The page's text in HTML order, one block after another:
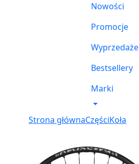
Nowości
Promocje
Wyprzedaże
Bestsellery
Marki
Strona głównaCzęściKoła